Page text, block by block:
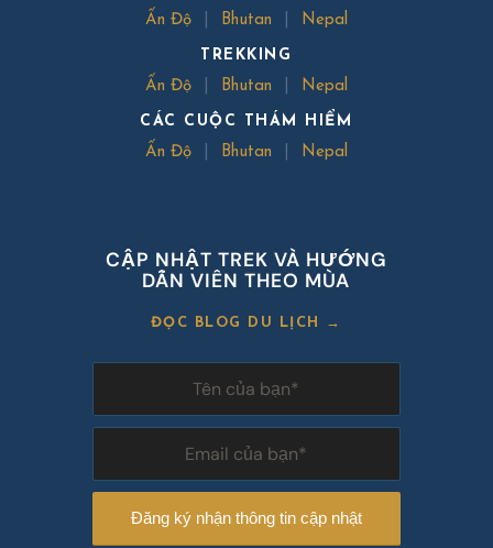
Ấn Độ
Bhutan Nepal
TREKKING
Ấn Độ
Bhutan Nepal
CÁC CUỘC THÁM HIỂM
Ấn Độ
Bhutan Nepal
CẬP NHẬT TREK VÀ HƯỚNG
DẪN VIÊN THEO MÙA
ĐỌC BLOG DU LỊCH →